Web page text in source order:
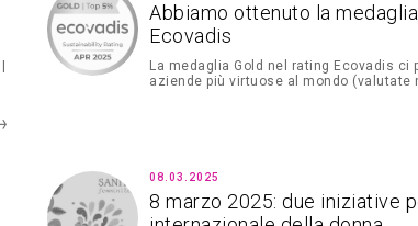
Abbiamo ottenuto la
Ecovadis
La medaglia Gold nel rating Ecovadis ci
aziende più virtuose al mondo (valutate
08.03.2025
8 marzo 2025: due iniziative